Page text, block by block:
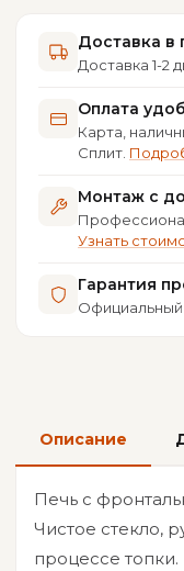
Доставка в
Доставка 1-2
Оплата
Карта,
Сплит.
Монтаж с
Узнать
Гарантия
Официальный
Описание
Печь с
Чистое стекло,
процессе